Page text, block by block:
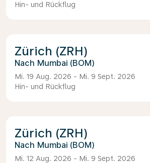
Hin- und Rückflug
Zürich (ZRH)
Mumbai (BOM)
Mi. 19 Aug. 2026 - Mi. 9 Sept. 2026
Hin- und Rückflug
Zürich (ZRH)
Mumbai (BOM)
Mi. 12 Aug. 2026 - Mi. 9 Sept. 2026